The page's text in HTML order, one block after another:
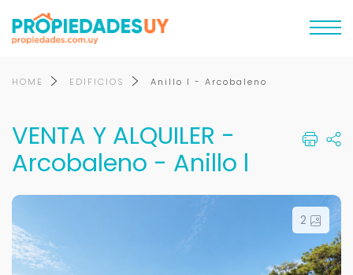
HOME EDIFICIOS Anillo l - Arcobaleno
VENTA Y ALQUILER -
Arcobaleno - Anillo l
2